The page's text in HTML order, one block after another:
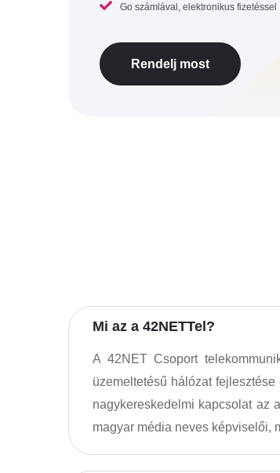
Go számlával, elektronikus fizetéssel
Rendelj most
Mi az a 42NETTel?
A 42NET Csoport
üzemeltetésű hálózat
nagykereskedelmi kapcsolat az
magyar média neves képviselői,